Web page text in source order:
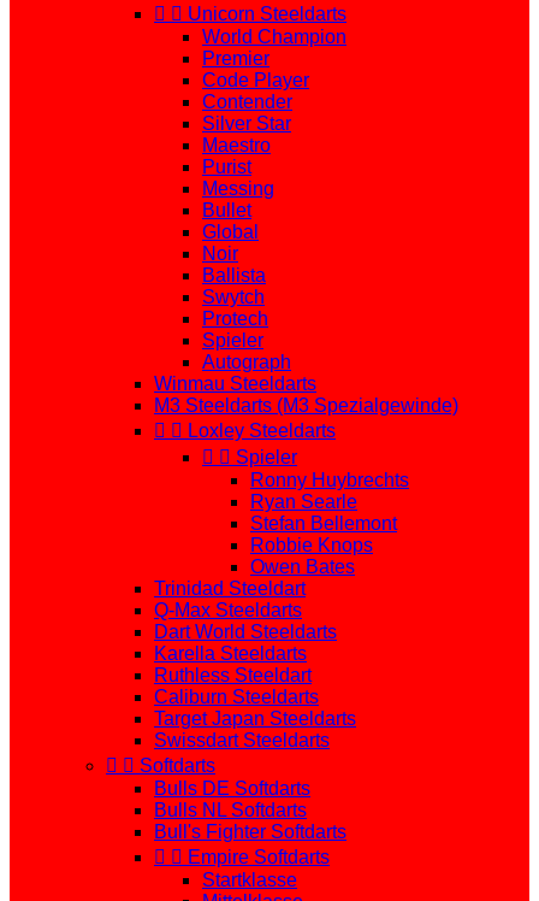
  Unicorn Steeldarts
World Champion
Premier
Code Player
Contender
Silver Star
Maestro
Purist
Messing
Bullet
Global
Noir
Ballista
Swytch
Protech
Spieler
Autograph
Winmau Steeldarts
M3 Steeldarts (M3 Spezialgewinde)
  Loxley Steeldarts
  Spieler
Ronny Huybrechts
Ryan Searle
Stefan Bellemont
Robbie Knops
Owen Bates
Trinidad Steeldart
Q-Max Steeldarts
Dart World Steeldarts
Karella Steeldarts
Ruthless Steeldart
Caliburn Steeldarts
Target Japan Steeldarts
Swissdart Steeldarts
  Softdarts
Bulls DE Softdarts
Bulls NL Softdarts
Bull's Fighter Softdarts
  Empire Softdarts
Startklasse